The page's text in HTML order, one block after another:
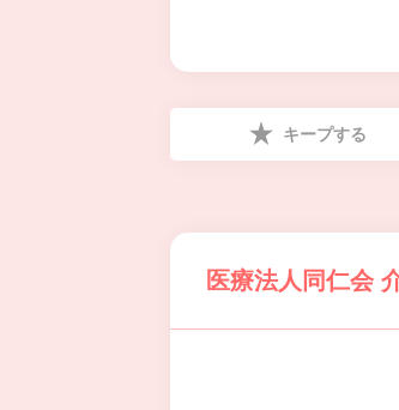
キープする
医療法人同仁会